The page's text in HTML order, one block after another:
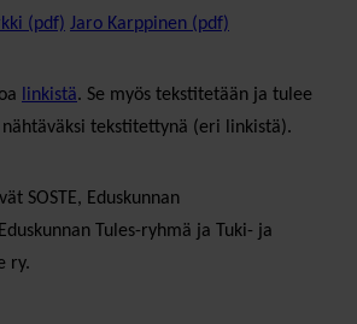
(pdf) Jaro Karppinen (pdf)
linkistä. Se myös tekstitetään ja tulee
tekstitettynä (eri linkistä).
SOSTE, Eduskunnan
Tules-ryhmä ja Tuki- ja
ry.